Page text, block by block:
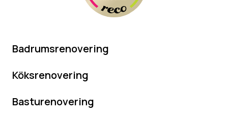
Badrumsrenovering
Köksrenovering
Basturenovering